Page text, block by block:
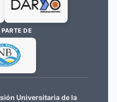
DE
Universitaria de la